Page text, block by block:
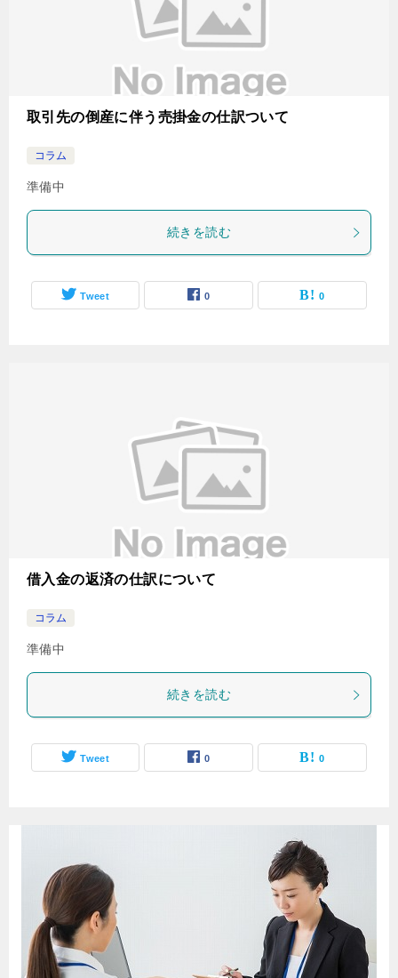
取引先の倒産に伴う売掛金の仕訳ついて
コラム
準備中
続きを読む
Tweet 0 0
借入金の返済の仕訳について
コラム
準備中
続きを読む
Tweet 0 0